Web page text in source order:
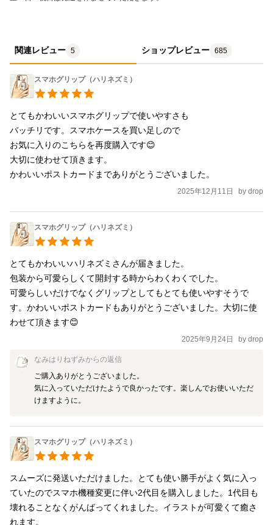
関連レビュー 5 ショップレビュー 685
スマホグリップ（ハリネズミ）
とてもかわいいスマホグリップで使いやすさも
バッチリです。スマホケースを買い足しので
お気に入りのこちらを再度購入です😊
大切に使わせて頂きます。
2025年12月11日 by drop
スマホグリップ（ハリネズミ）
とてもかわいいハリネズミさんが届きました。
包装から可愛らしくて開封する時からわくわくでした。
可愛らしいだけでなくグリップとしてもとても使いやすそうで
す。かわいいポストカードもありがとうございました。大切に使
わせて頂きます😊
2025年9月24日 by drop
なみはりねずみからの返信
ご購入ありがとうございました。
気に入っていただけたようで良かったです。楽しんでお使いいただ
けますように。
スマホグリップ（ハリネズミ）
スムーズに発送いただけました。とても使い勝手がよく気に入っ
ていたのでスマホ機種変更に伴い2代目を購入しました。1代目も
壊れることなくがんばってくれました。イラストが可愛くて癒さ
れます。